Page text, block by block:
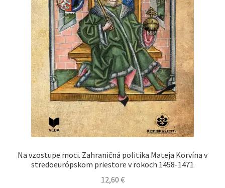
Na vzostupe moci. Zahraničná politika Mateja Korvína v
stredoeurópskom priestore v rokoch 1458-1471
12,60 €